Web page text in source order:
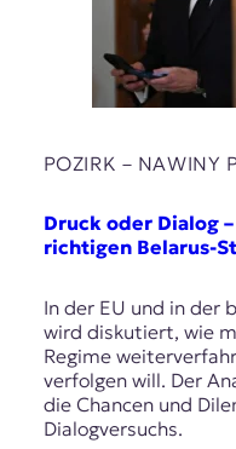
POZIRK – NAWІNY
Druck oder Dialog
richtigen Belarus-
In der EU und in der
wird diskutiert, wie
Regime
verfolgen will. Der
die Chancen und
Dialogversuchs.